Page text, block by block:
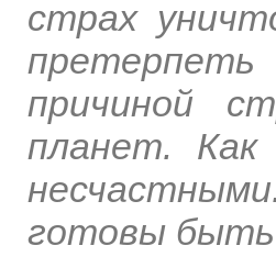
страх
причиной
планет.
готовы быть